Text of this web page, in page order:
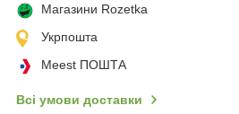
Магазини Rozetka
Укрпошта
Meest ПОШТА
Всі умови доставки